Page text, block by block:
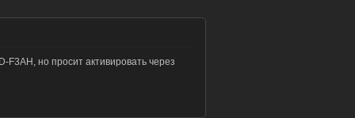
F3AH, но просит активировать через